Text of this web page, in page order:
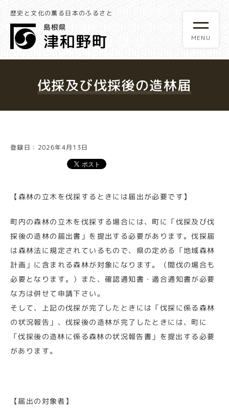
歴史と文化の薫る日本のふるさと
伐採及び伐採後の造林届
登録日：2026年4月13日
【森林の立木を伐採するときには届出が必要です】
町内の森林の立木を伐採する場合には、町に「伐採及び伐
採後の造林の届出書」を提出する必要があります。伐採届
は森林法に規定されているもので、県の定める「地域森林
計画」に含まれる森林が対象になります。（間伐の場合も
必要となります。）また、確認通知書・適合通知書が必要
な方は併せて申請下さい。
そして、上記の伐採が完了したときには「伐採に係る森林
の状況報告」、伐採後の造林が完了したときには、町に
「伐採後の造林に係る森林の状況報告書」を提出する必要
があります。
【届出の対象者】